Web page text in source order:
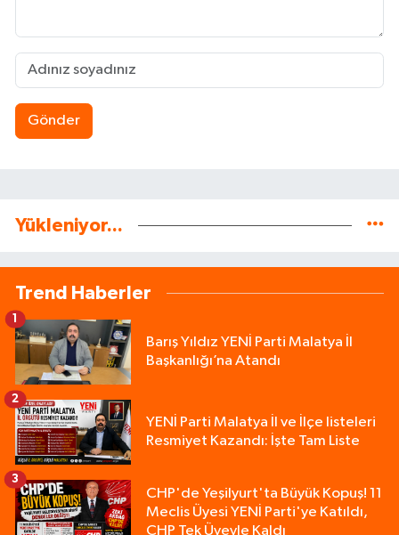
Gönder
Yükleniyor...
Trend Haberler
Barış Yıldız YENİ Parti Malatya İl
Başkanlığı’na Atandı
1
YENİ Parti Malatya İl ve İlçe listeleri
Resmiyet Kazandı: İşte Tam Liste
2
CHP'de Yeşilyurt'ta Büyük Kopuş! 11
Meclis Üyesi YENİ Parti'ye Katıldı,
CHP Tek Üyeyle Kaldı
3